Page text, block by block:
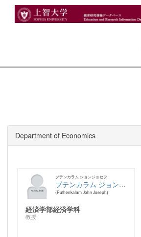
Department of Economics
プテンカラム ジョンジョセフ
プテンカラム ジョンジョセフ
Puthenkalam John Joseph
経済学部経済学科
教授